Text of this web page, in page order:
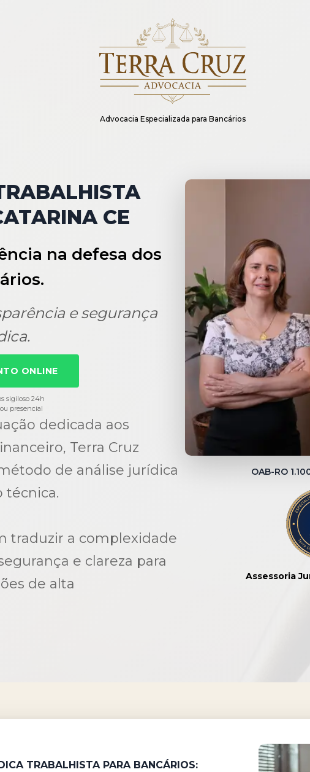
Advocacia Especializada para Bancários
CE
na defesa dos
e segurança
ONLINE
sigiloso 24h
presencial
dedicada aos
Terra Cruz
de análise jurídica
técnica.
traduzir a complexidade
e clareza para
de alta
OAB-RO
Assessoria
TRABALHISTA PARA BANCÁRIOS: